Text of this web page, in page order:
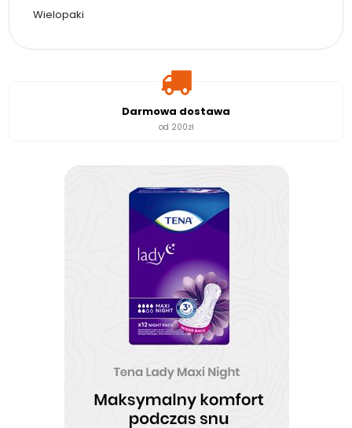
Wielopaki
Darmowa dostawa
od 200zł